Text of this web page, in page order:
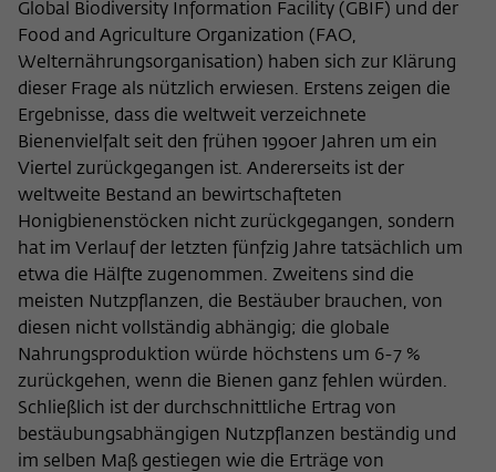
Global Biodiversity Information Facility (GBIF) und der
Food and Agriculture Organization (FAO,
Welternährungsorganisation) haben sich zur Klärung
dieser Frage als nützlich erwiesen. Erstens zeigen die
Ergebnisse, dass die weltweit verzeichnete
Bienenvielfalt seit den frühen 1990er Jahren um ein
Viertel zurückgegangen ist. Andererseits ist der
weltweite Bestand an bewirtschafteten
Honigbienenstöcken nicht zurückgegangen, sondern
hat im Verlauf der letzten fünfzig Jahre tatsächlich um
etwa die Hälfte zugenommen. Zweitens sind die
meisten Nutzpflanzen, die Bestäuber brauchen, von
diesen nicht vollständig abhängig; die globale
Nahrungsproduktion würde höchstens um 6-7 %
zurückgehen, wenn die Bienen ganz fehlen würden.
Schließlich ist der durchschnittliche Ertrag von
bestäubungsabhängigen Nutzpflanzen beständig und
im selben Maß gestiegen wie die Erträge von